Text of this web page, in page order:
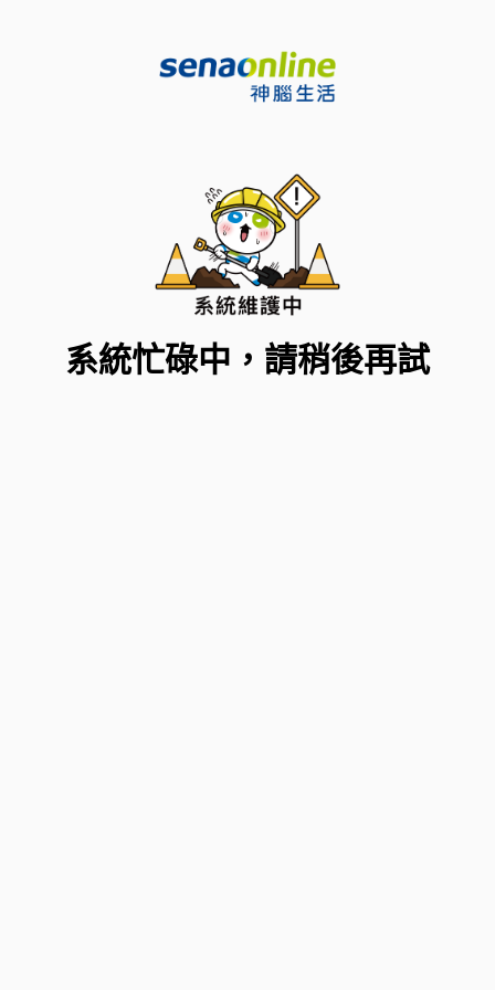
系統忙碌中，請稍後再試